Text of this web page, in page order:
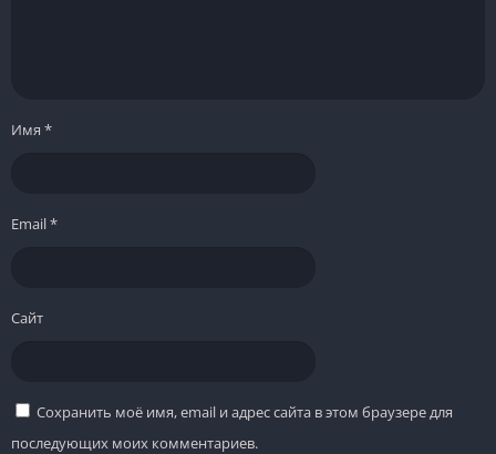
Имя *
Email*
Сайт
Сохранить моё имя, email и адрес сайта в этом браузере для
последующих моих комментариев.